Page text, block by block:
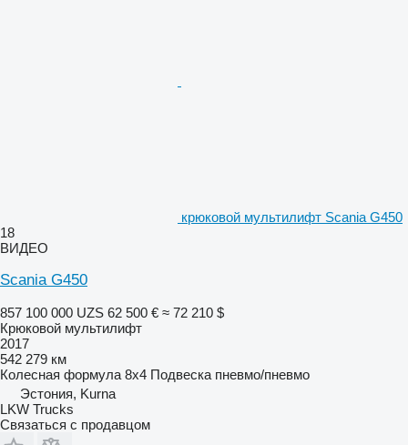
крюковой мультилифт Scania G450
18
ВИДЕО
Scania G450
857 100 000 UZS 62 500 € ≈ 72 210 $
Крюковой мультилифт
2017
542 279 км
Колесная формула 8x4 Подвеска пневмо/пневмо
Эстония, Kurna
LKW Trucks
Связаться с продавцом